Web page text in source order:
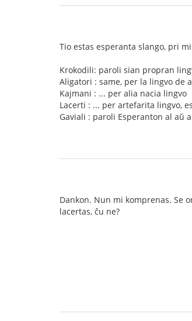
Tio estas esperanta slango, pri
Krokodili: paroli sian propran
Aligatori : same, per la lingvo de
Kajmani : ... per alia nacia lingvo
Lacerti : ... per artefarita lingvo,
Gaviali : paroli Esperanton al aŭ
Dankon. Nun mi komprenas. Se
lacertas, ĉu ne?